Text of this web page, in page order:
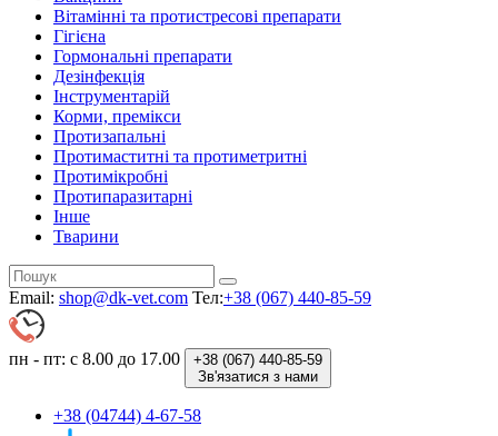
Вітамінні та протистресові препарати
Гігієна
Гормональні препарати
Дезінфекція
Інструментарій
Корми, премікси
Протизапальні
Протимаститні та протиметритні
Протимікробні
Протипаразитарні
Інше
Тварини
Email: shop@dk-vet.com Тел:+38 (067) 440-85-59
пн - пт: с 8.00 до 17.00 +38 (067) 440-85-59
Зв'язатися з нами
+38 (04744) 4-67-58